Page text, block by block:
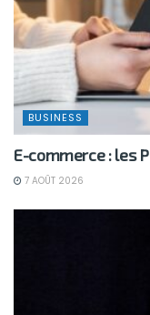
BUSINESS
E-commerce : les
7 AOÛT 2026